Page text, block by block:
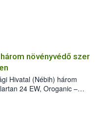
növényvédő szer
Hivatal (Nébih) három
24 EW, Oroganic –
a szüretet követően,
stádiumáig